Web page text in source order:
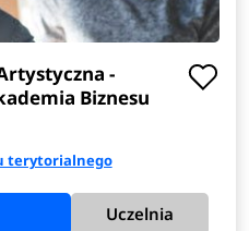
-
Biznesu
terytorialnego
Uczelnia